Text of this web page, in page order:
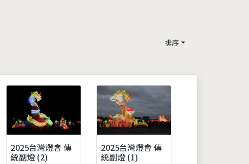
排序
2025台灣燈會 傳
統副燈 (2)
2025台灣燈會 傳
統副燈 (1)